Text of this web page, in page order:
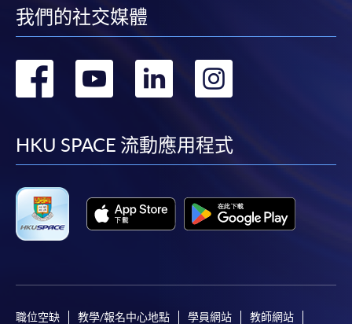
我們的社交媒體
轉
facebook
轉
youtube
轉
linkedin
轉
HKU SPACE 流動應用程式
職位空缺 教學/報名中心地點 學員網站 教師網站